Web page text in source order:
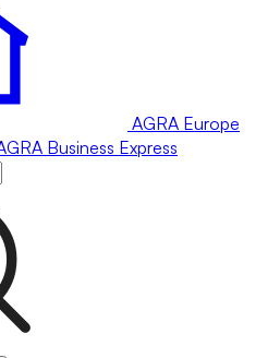
AGRA Europe
Business Express